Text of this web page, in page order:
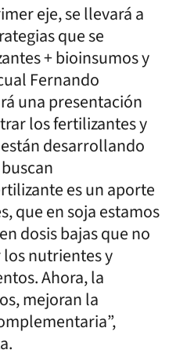
eje, se llevará a
que se
+ bioinsumos y
Fernando
una presentación
los fertilizantes y
desarrollando
es un aporte
que en soja estamos
dosis bajas que no
nutrientes y
Ahora, la
mejoran la